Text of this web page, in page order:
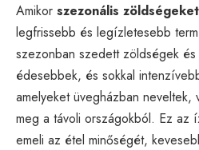
Amikor szezonális zöldségeket
legfrissebb és legízletesebb
szezonban szedett zöldségek
édesebbek, és sokkal
amelyeket üvegházban neveltek,
meg a távoli országokból. Ez az
emeli az étel minőségét,